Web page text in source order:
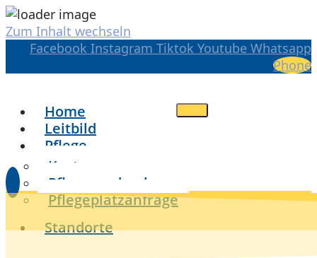
Zum Inhalt wechseln
Facebook Instagram Tiktok Youtube Whatsapp
Phone
Home
Leitbild
Pflege
Kosten
Pflegegradrechner
Pflegeplatzanfrage
Standorte